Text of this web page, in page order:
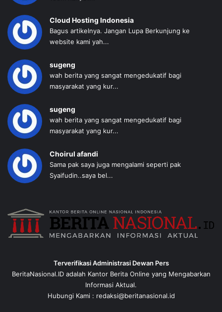
Cloud Hosting Indonesia
Bagus artikelnya. Jangan Lupa Berkunjung ke
website kami yah...
sugeng
wah berita yang sangat mengedukatif bagi
masyarakat yang kur...
sugeng
wah berita yang sangat mengedukatif bagi
masyarakat yang kur...
Choirul afandi
Sama pak saya juga mengalami seperti pak
Syaifudin..saya bel...
Terverifikasi Administrasi Dewan Pers
BeritaNasional.ID adalah Kantor Berita Online yang Mengabarkan
Informasi Aktual.
Hubungi Kami : redaksi@beritanasional.id